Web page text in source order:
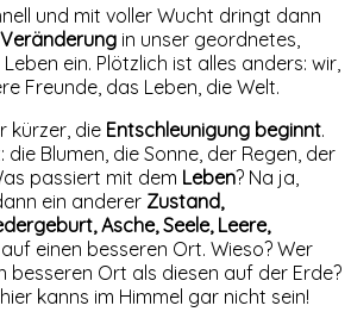
und mit voller Wucht dringt dann
in unser geordnetes,
ein. Plötzlich ist alles anders: wir,
Freunde, das Leben, die Welt.
kürzer, die Entschleunigung beginnt.
die Blumen, die Sonne, der Regen, der
passiert mit dem Leben? Na ja,
ein anderer Zustand,
Asche, Seele, Leere,
einen besseren Ort. Wieso? Wer
besseren Ort als diesen auf der Erde?
kanns im Himmel gar nicht sein!